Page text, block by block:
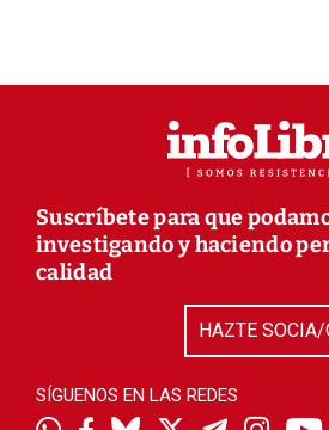
Suscríbete para que
investigando y haciendo
calidad
HAZTE SOCIA/
SÍGUENOS EN LAS REDES